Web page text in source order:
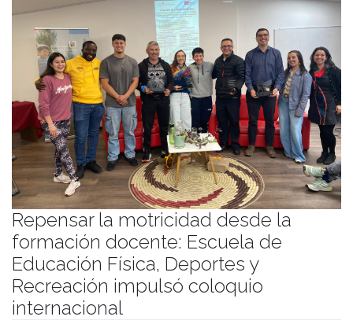
Repensar la motricidad desde la
formación docente: Escuela de
Educación Física, Deportes y
Recreación impulsó coloquio
internacional